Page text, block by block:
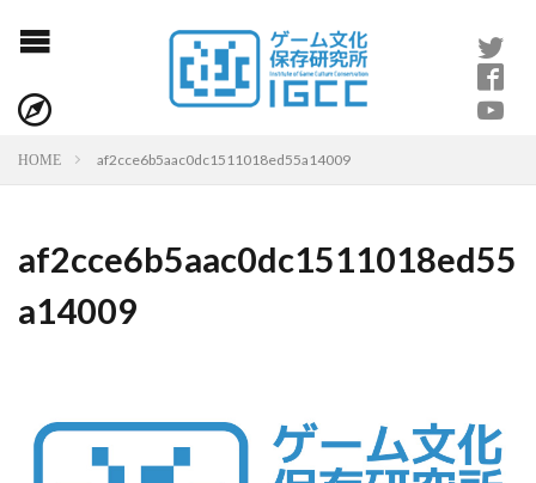
HOME af2cce6b5aac0dc1511018ed55a14009
af2cce6b5aac0dc1511018ed55
a14009